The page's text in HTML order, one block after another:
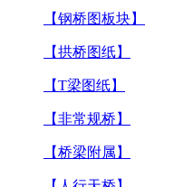
【钢桥图板块】
【拱桥图纸】
【T梁图纸】
【非常规桥】
【桥梁附属】